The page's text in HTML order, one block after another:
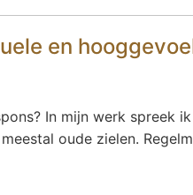
en
In mijn werk spreek
oude zielen.